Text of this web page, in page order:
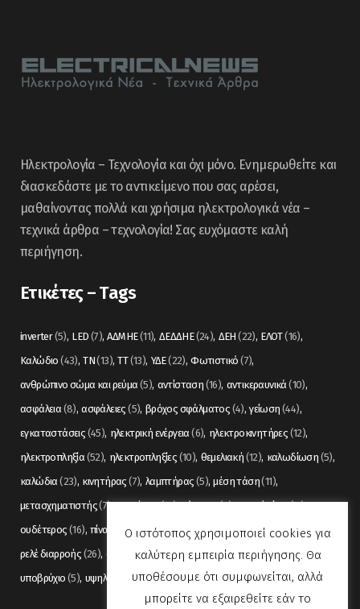
Ηλεκτρολογία – Τεχνολογία και όχι μόνο. Ενημερωθείτε και
διασκεδάστε με το αντικείμενο που σας αρέσει,
μαθαίνοντας πολλά και χρήσιμα ηλεκτρολογικά νέα –
τεχνικά άρθρα – τεχνολογία! Σας ευχόμαστε καλή
περιήγηση.
Ετικέτες – Tags
inverter(5) LED (7) ΑΔΜΗΕ(11) ΔΕΔΔΗΕ(24) ΔΕΗ (22) ΕΛΟΤ(16)
Καλώδιο (43) ΤΝ(13) ΤΤ(13) ΥΔΕ(22) Φωτιστικό (7)
ανθρώπινο σώμα και ρεύμα (5) αντίσταση (16) αντικεραυνικά (10)
ασφάλεια (8) ασφάλειες (5) βρόχος σφάλματος (4) γείωση (44)
εγκαταστάσεις (45) ηλεκτρική ενέργεια (6) ηλεκτροκινητήρες (12)
ηλεκτροπληξία (52) ηλεκτροπληξίες (10) θεμελιακή (12) καλωδίωση (5)
καλώδια (23) κινητήρας (7) λαμπτήρας (5) μέση τάση(11)
μετασχηματιστής(7) μετρήσεις(12) μόνωση(6) οπτικές ίνες(11)
ουδέτερος (16) πίνακας (17) πίνακες(7) πυρανίχνευση (6) ρελέ(36)
ρελέ διαρροής (26) συναγερμός(5) σωληνώσεις(5) τάση(13)
υποβρύχιο (5) υψηλή τάση(8) φωτισμός (6)
Ο ιστότοπος χρησιμοποιεί cookies για
καλύτερη εμπειρία περιήγησης. Θα
υποθέσουμε ότι συμφωνείται, αλλά
μπορείτε να εξαιρεθείτε εάν το